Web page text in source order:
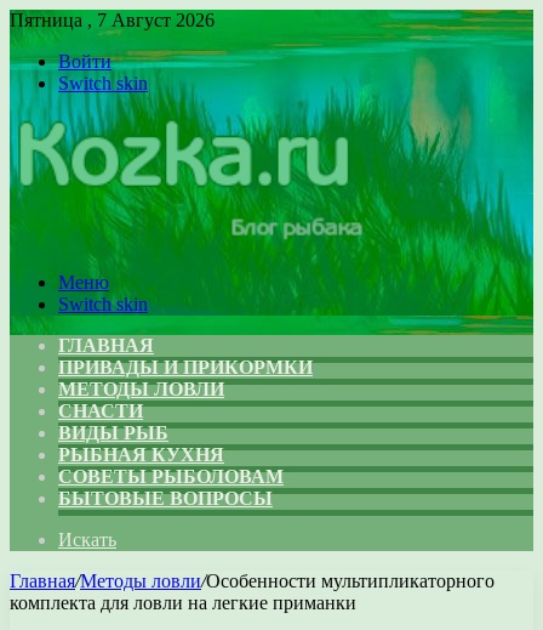
Пятница , 7 Август 2026
Войти
Switch skin
Меню
Switch skin
ГЛАВНАЯ
ПРИВАДЫ И ПРИКОРМКИ
МЕТОДЫ ЛОВЛИ
СНАСТИ
ВИДЫ РЫБ
РЫБНАЯ КУХНЯ
СОВЕТЫ РЫБОЛОВАМ
БЫТОВЫЕ ВОПРОСЫ
Искать
Главная/Методы ловли/Особенности мультипликаторного
комплекта для ловли на легкие приманки